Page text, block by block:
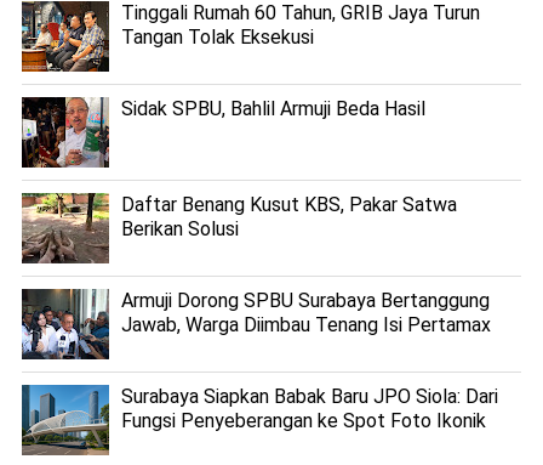
Tinggali Rumah 60 Tahun, GRIB Jaya Turun
Tangan Tolak Eksekusi
Sidak SPBU, Bahlil Armuji Beda Hasil
Daftar Benang Kusut KBS, Pakar Satwa
Berikan Solusi
Armuji Dorong SPBU Surabaya Bertanggung
Jawab, Warga Diimbau Tenang Isi Pertamax
Surabaya Siapkan Babak Baru JPO Siola: Dari
Fungsi Penyeberangan ke Spot Foto Ikonik